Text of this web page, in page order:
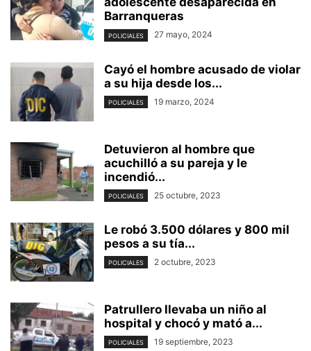
Barranqueras
POLICIALES 27 mayo, 2024
Cayó el hombre acusado de violar
a su hija desde los...
POLICIALES 19 marzo, 2024
Detuvieron al hombre que
acuchilló a su pareja y le
incendió...
POLICIALES 25 octubre, 2023
Le robó 3.500 dólares y 800 mil
pesos a su tía...
POLICIALES 2 octubre, 2023
Patrullero llevaba un niño al
hospital y chocó y mató a...
POLICIALES 19 septiembre, 2023